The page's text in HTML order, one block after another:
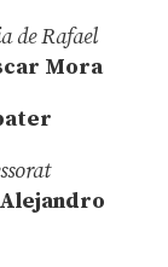
de Rafael
Mora
Alejandro